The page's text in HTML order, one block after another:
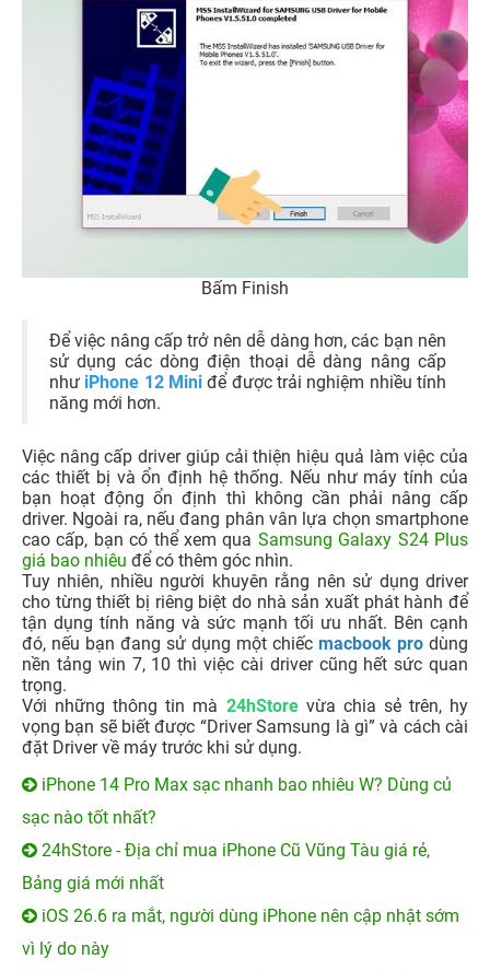
Bấm Finish
Để việc nâng cấp trở nên dễ dàng hơn, các bạn nên
sử dụng các dòng điện thoại dễ dàng nâng cấp
như iPhone 12 Mini để được trải nghiệm nhiều tính
năng mới hơn.
Việc nâng cấp driver giúp cải thiện hiệu quả làm việc của
các thiết bị và ổn định hệ thống. Nếu như máy tính của
bạn hoạt động ổn định thì không cần phải nâng cấp
driver. Ngoài ra, nếu đang phân vân lựa chọn smartphone
cao cấp, bạn có thể xem qua Samsung Galaxy S24 Plus
giá bao nhiêu để có thêm góc nhìn.
Tuy nhiên, nhiều người khuyên rằng nên sử dụng driver
cho từng thiết bị riêng biệt do nhà sản xuất phát hành để
tận dụng tính năng và sức mạnh tối ưu nhất. Bên cạnh
đó, nếu bạn đang sử dụng một chiếc macbook pro dùng
nền tảng win 7, 10 thì việc cài driver cũng hết sức quan
trọng.
Với những thông tin mà 24hStorevừa chia sẻ trên, hy
vọng bạn sẽ biết được “Driver Samsung là gì” và cách cài
đặt Driver về máy trước khi sử dụng.
iPhone 14 Pro Max sạc nhanh bao nhiêu W? Dùng củ
sạc nào tốt nhất?
24hStore - Địa chỉ mua iPhone Cũ Vũng Tàu giá rẻ,
Bảng giá mới nhất
iOS 26.6 ra mắt, người dùng iPhone nên cập nhật sớm
vì lý do này